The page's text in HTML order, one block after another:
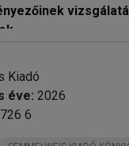
életminőség
gazdasági
Kiadó
éve: 2026
6